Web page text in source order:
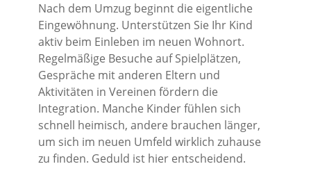
Nach dem Umzug beginnt die eigentliche
Eingewöhnung. Unterstützen Sie Ihr Kind
aktiv beim Einleben im neuen Wohnort.
Regelmäßige Besuche auf Spielplätzen,
Gespräche mit anderen Eltern und
Aktivitäten in Vereinen fördern die
Integration. Manche Kinder fühlen sich
schnell heimisch, andere brauchen länger,
um sich im neuen Umfeld wirklich zuhause
zu finden. Geduld ist hier entscheidend.